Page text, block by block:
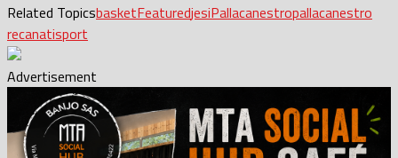
Related TopicsbasketFeaturedjesiPallacanestropallacanestro
recanatisport
Advertisement